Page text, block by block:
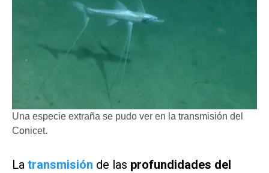
Una especie extraña se pudo ver en la transmisión del
Conicet.
La transmisión de las profundidades del